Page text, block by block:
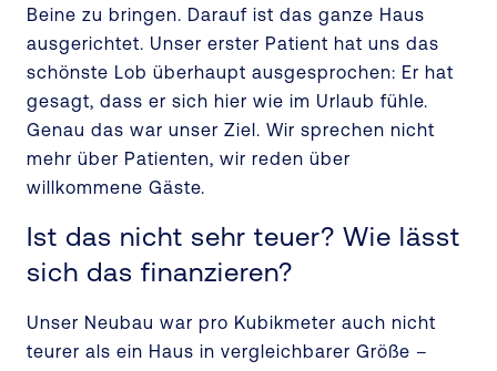
Beine zu bringen. Darauf ist das ganze Haus
ausgerichtet. Unser erster Patient hat uns das
schönste Lob überhaupt ausgesprochen: Er hat
gesagt, dass er sich hier wie im Urlaub fühle.
Genau das war unser Ziel. Wir sprechen nicht
mehr über Patienten, wir reden über
willkommene Gäste.
Ist das nicht sehr teuer? Wie lässt
sich das finanzieren?
Unser Neubau war pro Kubikmeter auch nicht
teurer als ein Haus in vergleichbarer Größe –